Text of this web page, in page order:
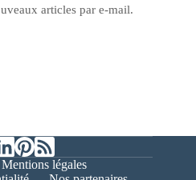
articles par e-mail.
Mentions légales